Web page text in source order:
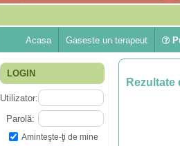
Acasa Gaseste un terapeut
LOGIN
Utilizator:
Parolă:
Aminteşte-ţi de mine
Rezultate